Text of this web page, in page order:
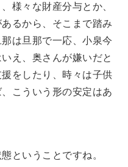
様々な財産分与とか、
るから、そこまで踏み
は旦那で一応、小泉今
え、奥さんが嫌いだと
をしたり、時々は子供
こういう形の安定はあ
ということですね。